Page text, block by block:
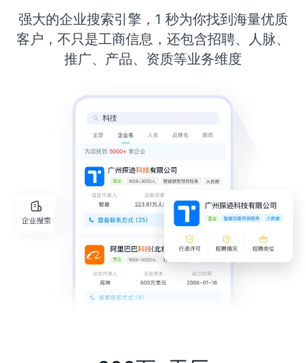
强大的企业搜索引擎，1 秒为你找到海量优质
客户，不只是工商信息，还包含招聘、人脉、
推广、产品、资质等业务维度